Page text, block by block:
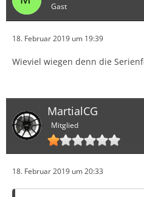
Gast
18. Februar 2019 um 19:39
Wieviel wiegen denn die
MartialCG
Mitglied
18. Februar 2019 um 20:33